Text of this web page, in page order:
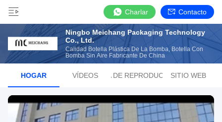
Charlar Contacto
Ningbo Meichang Packaging Technology
Co., Ltd.
Calidad Botella Plástica De La Bomba, Botella Con
Bomba Sin Aire Fabricante De China
HOGAR VÍDEOSLISTA DE REPRODUCCIÓNSITIO WEB